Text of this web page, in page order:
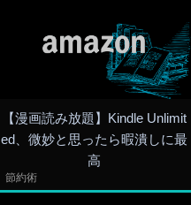
【漫画読み放題】Kindle Unlimit
ed、微妙と思ったら暇潰しに最
高
節約術